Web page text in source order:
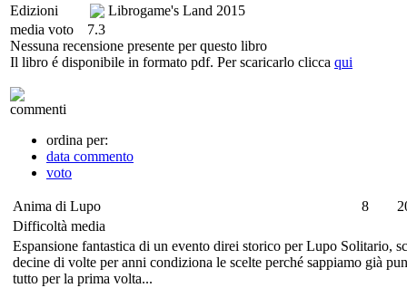
Edizioni
Librogame's Land 2015
media voto
7.3
Nessuna recensione presente per questo libro
Il libro é disponibile in formato pdf. Per scaricarlo clicca qui
commenti
ordina per:
data commento
voto
Anima di Lupo 8
Difficoltà media
Espansione fantastica di un evento direi storico per Lupo Solitario,
decine di volte per anni condiziona le scelte perché sappiamo già
tutto per la prima volta...